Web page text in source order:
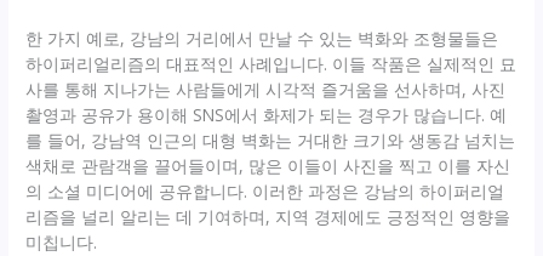
한 가지 예로, 강남의 거리에서 만날 수 있는 벽화와 조형물들은
하이퍼리얼리즘의 대표적인 사례입니다. 이들 작품은 실제적인 묘
사를 통해 지나가는 사람들에게 시각적 즐거움을 선사하며, 사진
촬영과 공유가 용이해 SNS에서 화제가 되는 경우가 많습니다. 예
를 들어, 강남역 인근의 대형 벽화는 거대한 크기와 생동감 넘치는
색채로 관람객을 끌어들이며, 많은 이들이 사진을 찍고 이를 자신
의 소셜 미디어에 공유합니다. 이러한 과정은 강남의 하이퍼리얼
리즘을 널리 알리는 데 기여하며, 지역 경제에도 긍정적인 영향을
미칩니다.